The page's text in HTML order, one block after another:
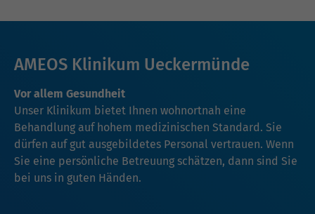
AMEOS Klinikum Ueckermünde
Vor allem Gesundheit
Unser Klinikum bietet Ihnen wohnortnah eine
Behandlung auf hohem medizinischen Standard. Sie
dürfen auf gut ausgebildetes Personal vertrauen. Wenn
Sie eine persönliche Betreuung schätzen, dann sind Sie
bei uns in guten Händen.